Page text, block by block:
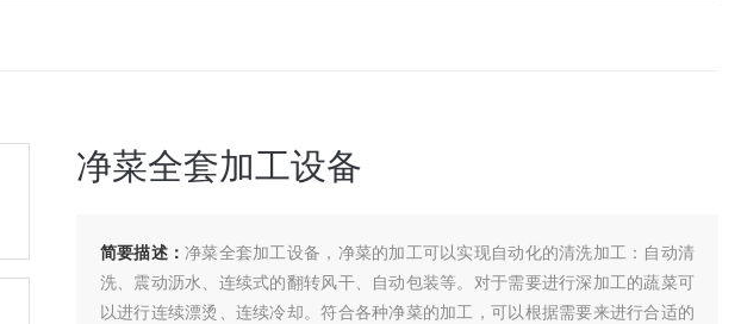
净菜全套加工设备
简要描述：净菜全套加工设备，净菜的加工可以实现自动化的清洗加工：自动清
洗、震动沥水、连续式的翻转风干、自动包装等。对于需要进行深加工的蔬菜可
以进行连续漂烫、连续冷却。符合各种净菜的加工，可以根据需要来进行合适的